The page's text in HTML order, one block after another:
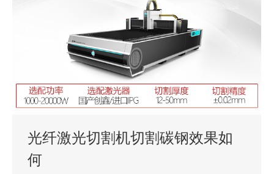
光纤激光切割机切割碳钢效果如
何